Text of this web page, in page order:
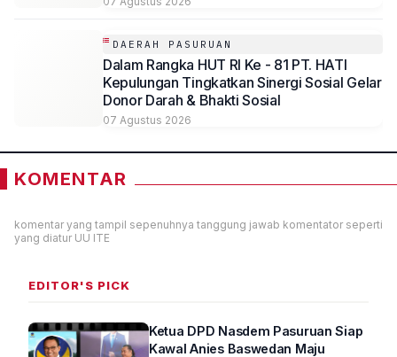
DAERAH PASURUAN
Dalam Rangka HUT RI Ke - 81 PT. HATI
Kepulungan Tingkatkan Sinergi Sosial Gelar
Donor Darah & Bhakti Sosial
07 Agustus 2026
KOMENTAR
komentar yang tampil sepenuhnya tanggung jawab komentator seperti
yang diatur UU ITE
EDITOR'S PICK
Ketua DPD Nasdem Pasuruan Siap
Kawal Anies Baswedan Maju